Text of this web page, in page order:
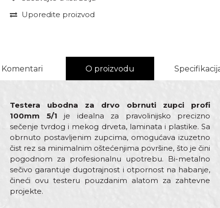
Uporedite proizvod
Komentari O proizvodu
Testera ubodna za drvo obrnuti zupci profi
100mm 5/1 je idealna za pravolinijsko precizno
sečenje tvrdog i mekog drveta, laminata i plastike. Sa
obrnuto postavljenim zupcima, omogućava izuzetno
čist rez sa minimalnim oštećenjima površine, što je čini
pogodnom za profesionalnu upotrebu. Bi-metalno
sečivo garantuje dugotrajnost i otpornost na habanje,
čineći ovu testeru pouzdanim alatom za zahtevne
projekte.